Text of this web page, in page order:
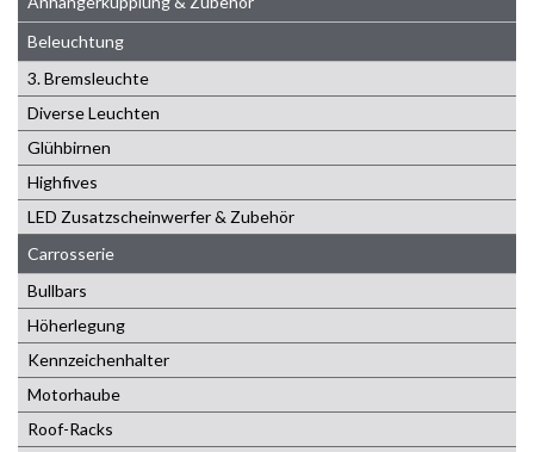
Beleuchtung
3. Bremsleuchte
Diverse Leuchten
Glühbirnen
Highfives
LED Zusatzscheinwerfer & Zubehör
Carrosserie
Bullbars
Höherlegung
Kennzeichenhalter
Motorhaube
Roof-Racks